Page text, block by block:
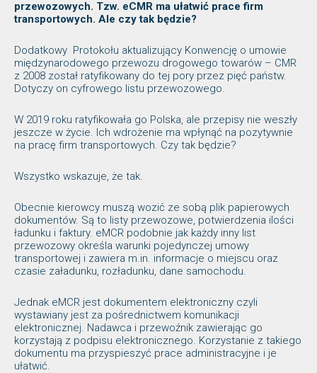
przewozowych. Tzw. eCMR ma ułatwić prace firm
transportowych. Ale czy tak będzie?
Dodatkowy Protokołu aktualizujący Konwencję o umowie
międzynarodowego przewozu drogowego towarów – CMR
z 2008 został ratyfikowany do tej pory przez pięć państw.
Dotyczy on cyfrowego listu przewozowego.
W 2019 roku ratyfikowała go Polska, ale przepisy nie weszły
jeszcze w życie. Ich wdrożenie ma wpłynąć na pozytywnie
na pracę firm transportowych. Czy tak będzie?
Wszystko wskazuje, że tak.
Obecnie kierowcy muszą wozić ze sobą plik papierowych
dokumentów. Są to listy przewozowe, potwierdzenia ilości
ładunku i faktury. eMCR podobnie jak każdy inny list
przewozowy określa warunki pojedynczej umowy
transportowej i zawiera m.in. informacje o miejscu oraz
czasie załadunku, rozładunku, dane samochodu.
Jednak eMCR jest dokumentem elektroniczny czyli
wystawiany jest za pośrednictwem komunikacji
elektronicznej. Nadawca i przewoźnik zawierając go
korzystają z podpisu elektronicznego. Korzystanie z takiego
dokumentu ma przyspieszyć prace administracyjne i je
ułatwić.